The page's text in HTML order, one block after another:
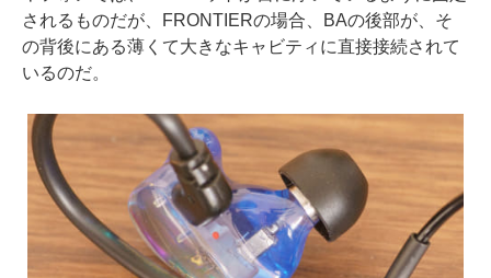
されるものだが、FRONTIERの場合、BAの後部が、そ
の背後にある薄くて大きなキャビティに直接接続されて
いるのだ。